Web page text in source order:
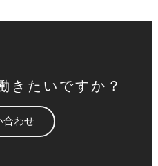
きたいですか？
合わせ